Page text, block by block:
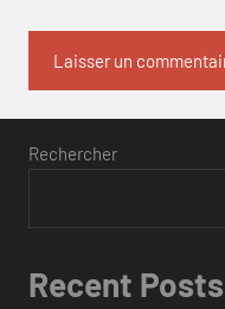
Rechercher
Recent Posts